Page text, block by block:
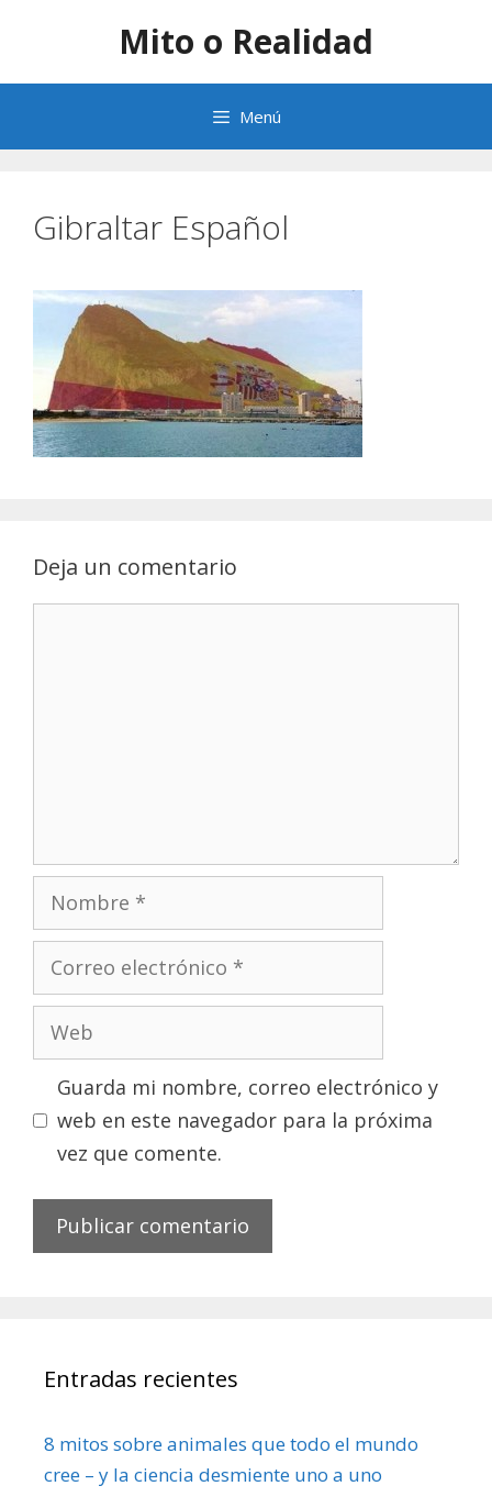
contenido
Mito o Realidad
Menú
Gibraltar Español
Deja un comentario
Nombre
Correo
electrónico
Web
Guarda mi nombre, correo electrónico y
web en este navegador para la próxima
vez que comente.
Entradas recientes
8 mitos sobre animales que todo el mundo
cree – y la ciencia desmiente uno a uno